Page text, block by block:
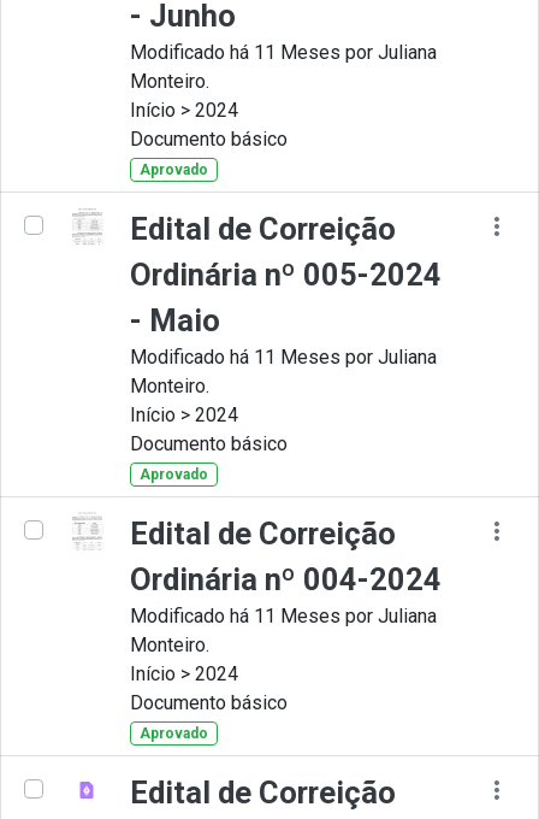
- Junho
Modificado há 11 Meses por Juliana
Monteiro.
Início > 2024
Documento básico
Aprovado
Edital de Correição
Ordinária nº 005-2024
- Maio
Modificado há 11 Meses por Juliana
Monteiro.
Início > 2024
Documento básico
Aprovado
Edital de Correição
Ordinária nº 004-2024
Modificado há 11 Meses por Juliana
Monteiro.
Início > 2024
Documento básico
Aprovado
Edital de Correição